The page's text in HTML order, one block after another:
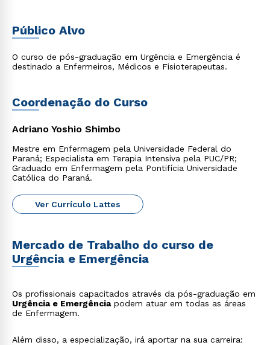
clínicos e vítimas de trauma.
Público Alvo
O curso de pós-graduação em Urgência e Emergência é
destinado a Enfermeiros, Médicos e Fisioterapeutas.
Coordenação do Curso
Adriano Yoshio Shimbo
Mestre em Enfermagem pela Universidade Federal do
Paraná; Especialista em Terapia Intensiva pela PUC/PR;
Graduado em Enfermagem pela Pontifícia Universidade
Católica do Paraná.
Ver Currículo Lattes
Mercado de Trabalho do curso de
Urgência e Emergência
Os profissionais capacitados através da pós-graduação em
Urgência e Emergênciapodem atuar em todas as áreas
de Enfermagem.
Além disso, a especialização, irá aportar na sua carreira: